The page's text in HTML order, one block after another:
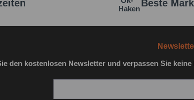
Beste
den kostenlosen Newsletter und verpassen Sie